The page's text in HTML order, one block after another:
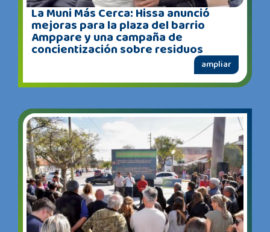
La Muni Más Cerca: Hissa anunció
mejoras para la plaza del barrio
Amppare y una campaña de
concientización sobre residuos
ampliar